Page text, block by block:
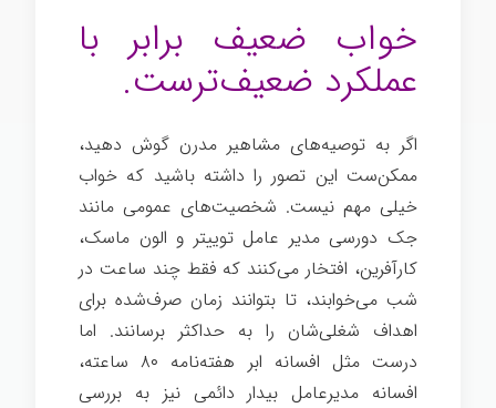
خواب ضعیف برابر با
عملکرد ضعیف‌ترست.
اگر به توصیه‌های مشاهیر مدرن گوش دهید،
ممکن‌ست این تصور را داشته باشید که خواب
خیلی مهم نیست. شخصیت‌های عمومی مانند
جک دورسی مدیر عامل توییتر و الون ماسک،
کارآفرین، افتخار می‌کنند که فقط چند ساعت در
شب می‌خوابند، تا بتوانند زمان صرف‌شده برای
اهداف شغلی‌شان را به حداکثر برسانند. اما
درست مثل افسانه ابر هفته‌نامه ۸۰ ساعته،
افسانه مدیرعامل بیدار دائمی نیز به بررسی